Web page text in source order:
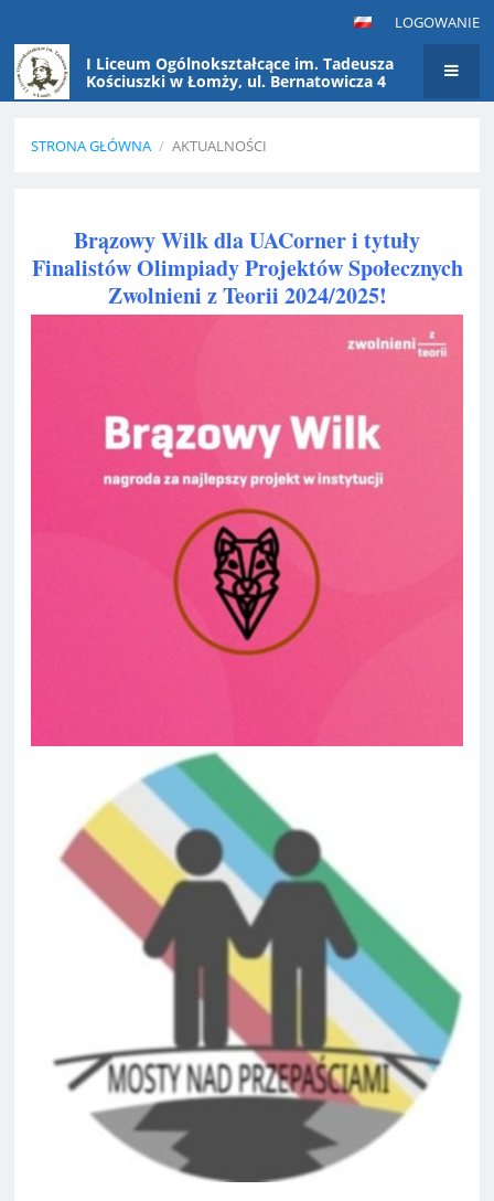
LOGOWANIE
I Liceum Ogólnokształcące im. Tadeusza
Kościuszki w Łomży, ul. Bernatowicza 4
STRONA GŁÓWNA / AKTUALNOŚCI
Brązowy Wilk dla UACorner i tytuły
Finalistów Olimpiady Projektów Społecznych
Zwolnieni z Teorii 2024/2025!